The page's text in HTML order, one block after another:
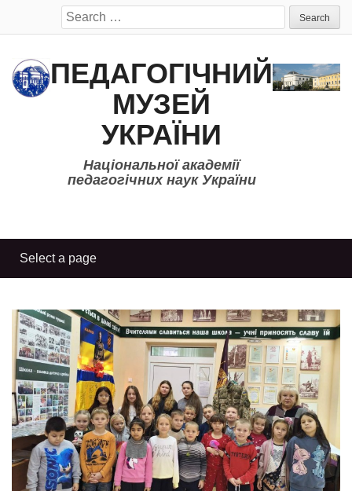
Search
for:
ПЕДАГОГІЧНИЙ
МУЗЕЙ
УКРАЇНИ
Національної академії
педагогічних наук України